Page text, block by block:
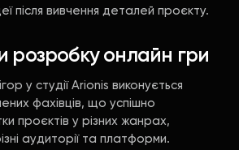
після вивчення деталей проєкту.
розробку онлайн гри
у студії Arionis виконується
фахівців, що успішно
проєктів у різних жанрах,
аудиторії та платформи.